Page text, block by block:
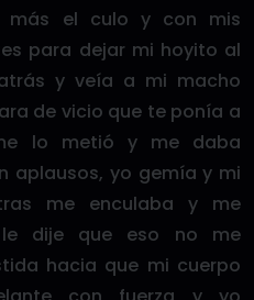
más el culo y con mis
para dejar mi hoyito al
y veía a mi macho
de vicio que te ponía a
lo metió y me daba
aplausos, yo gemía y mi
me enculaba y me
dije que eso no me
hacia que mi cuerpo